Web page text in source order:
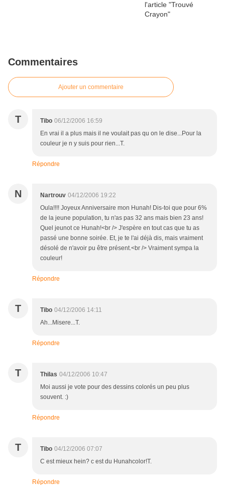
Commentaires
Ajouter un commentaire
T Tibo 06/12/2006 16:59
En vrai il a plus mais il ne voulait pas qu on le dise...Pour la
couleur je n y suis pour rien...T.
Répondre
N Nartrouv 04/12/2006 19:22
Oula!!!! Joyeux Anniversaire mon Hunah! Dis-toi que pour 6%
de la jeune population, tu n'as pas 32 ans mais bien 23 ans!
Quel jeunot ce Hunah!<br /> J'espère en tout cas que tu as
passé une bonne soirée. Et, je te l'ai déjà dis, mais vraiment
désolé de n'avoir pu être présent.<br /> Vraiment sympa la
couleur!
Répondre
T Tibo 04/12/2006 14:11
Ah...Misere...T.
Répondre
T Thilas 04/12/2006 10:47
Moi aussi je vote pour des dessins colorés un peu plus
souvent. :)
Répondre
T Tibo 04/12/2006 07:07
C est mieux hein? c est du Hunahcolor!T.
Répondre